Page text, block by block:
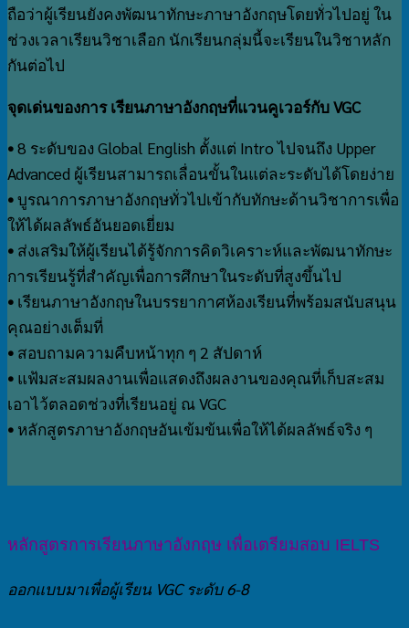
ถือว่าผู้เรียนยังคงพัฒนาทักษะภาษาอังกฤษโดยทั่วไปอยู่ ใน
ช่วงเวลาเรียนวิชาเลือก นักเรียนกลุ่มนี้จะเรียนในวิชาหลัก
กันต่อไป
จุดเด่นของการ เรียนภาษาอังกฤษที่แวนคูเวอร์กับ VGC
•8 ระดับของ Global English ตั้งแต่ Intro ไปจนถึง Upper
Advanced ผู้เรียนสามารถเลื่อนขั้นในแต่ละระดับได้โดยง่าย
•บูรณาการภาษาอังกฤษทั่วไปเข้ากับทักษะด้านวิชาการเพื่อ
ให้ได้ผลลัพธ์อันยอดเยี่ยม
• ส่งเสริมให้ผู้เรียนได้รู้จักการคิดวิเคราะห์และพัฒนาทักษะ
การเรียนรู้ที่สำคัญเพื่อการศึกษาในระดับที่สูงขึ้นไป
• เรียนภาษาอังกฤษในบรรยากาศห้องเรียนที่พร้อมสนับสนุน
คุณอย่างเต็มที่
• สอบถามความคืบหน้าทุก ๆ 2 สัปดาห์
• แฟ้มสะสมผลงานเพื่อแสดงถึงผลงานของคุณที่เก็บสะสม
เอาไว้ตลอดช่วงที่เรียนอยู่ ณ VGC
• หลักสูตรภาษาอังกฤษอันเข้มข้นเพื่อให้ได้ผลลัพธ์จริง ๆ
หลักสูตรการเรียนภาษาอังกฤษ เพื่อเตรียมสอบ IELTS
ออกแบบมาเพื่อผู้เรียน VGC ระดับ 6-8